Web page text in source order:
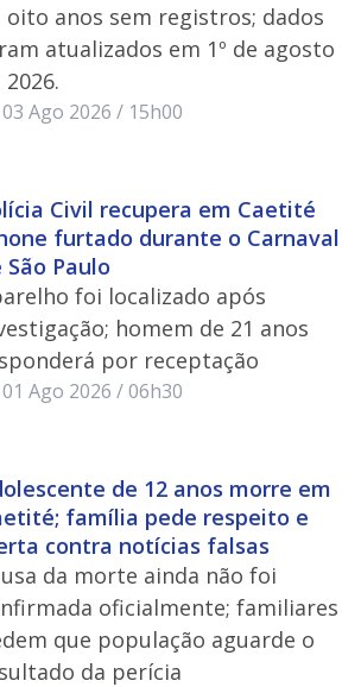
oito anos sem registros; dados
atualizados em 1º de agosto
2026.
03 Ago 2026 / 15h00
Civil recupera em Caetité
furtado durante o Carnaval
São Paulo
foi localizado após
homem de 21 anos
por receptação
01 Ago 2026 / 06h30
de 12 anos morre em
família pede respeito e
contra notícias falsas
da morte ainda não foi
oficialmente; familiares
que população aguarde o
da perícia